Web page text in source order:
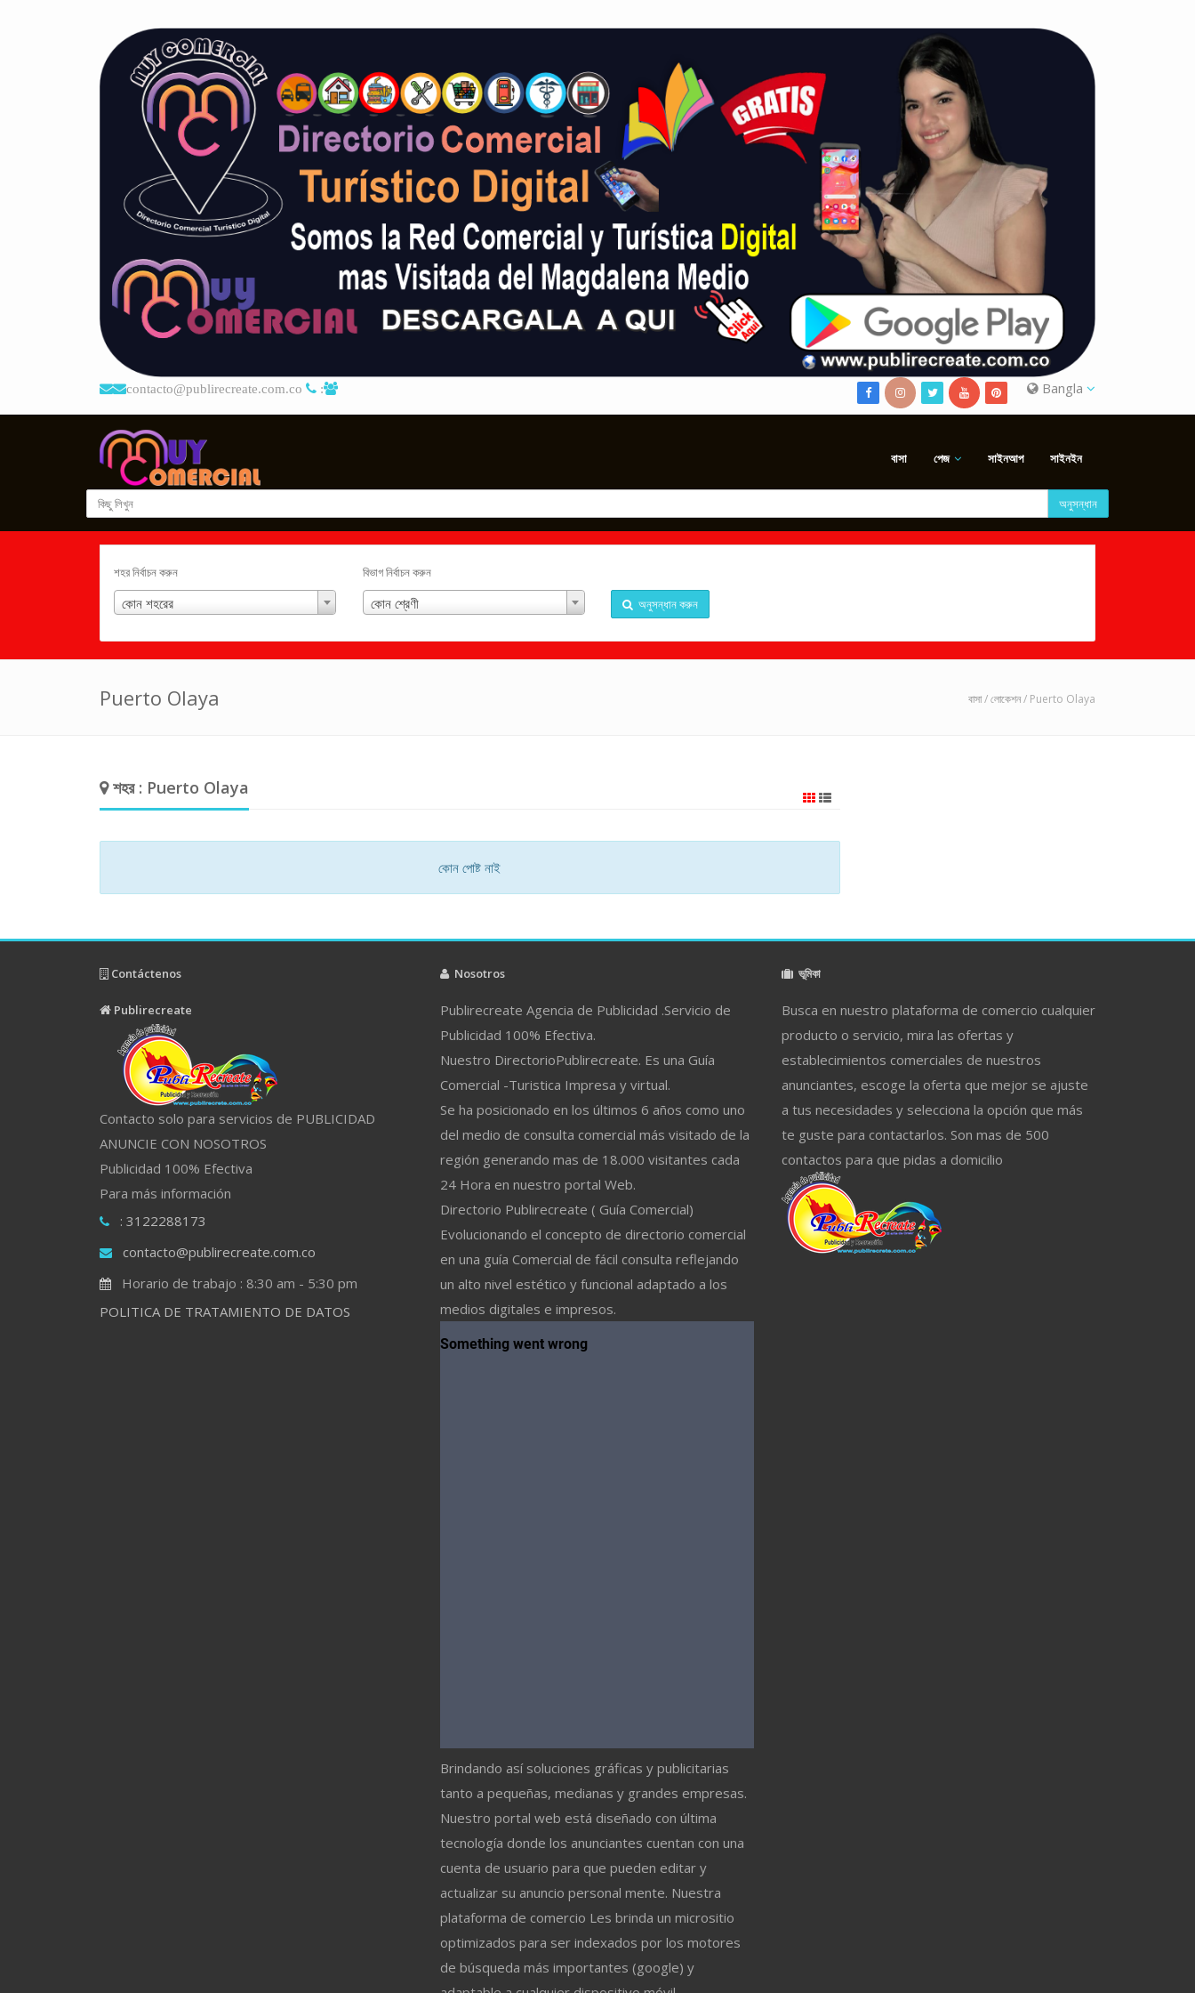
contacto@publirecreate.com.co : Bangla
বাসা পেজ সাইনআপ সাইনইন
অনুসন্ধান
শহর নির্বাচন করুন
কোন শহরের
বিভাগ নির্বাচন করুন
কোন শ্রেণী অনুসন্ধান করুন
Puerto Olaya বাসা/লোকেশন/ Puerto Olaya
শহর : Puerto Olaya
কোন পোষ্ট নাই
Contáctenos
Publirecreate
Contacto solo para servicios de PUBLICIDAD
ANUNCIE CON NOSOTROS
Publicidad 100% Efectiva
Para más información
: 3122288173
contacto@publirecreate.com.co
Horario de trabajo : 8:30 am - 5:30 pm
POLITICA DE TRATAMIENTO DE DATOS
Nosotros
Publirecreate Agencia de Publicidad .Servicio de
Publicidad 100% Efectiva.
Nuestro DirectorioPublirecreate. Es una Guía
Comercial -Turistica Impresa y virtual.
Se ha posicionado en los últimos 6 años como uno
del medio de consulta comercial más visitado de la
región generando mas de 18.000 visitantes cada
24 Hora en nuestro portal Web.
Directorio Publirecreate ( Guía Comercial)
Evolucionando el concepto de directorio comercial
en una guía Comercial de fácil consulta reflejando
un alto nivel estético y funcional adaptado a los
medios digitales e impresos.
Brindando así soluciones gráficas y publicitarias
tanto a pequeñas, medianas y grandes empresas.
Nuestro portal web está diseñado con última
tecnología donde los anunciantes cuentan con una
cuenta de usuario para que pueden editar y
actualizar su anuncio personal mente. Nuestra
plataforma de comercio Les brinda un micrositio
optimizados para ser indexados por los motores
de búsqueda más importantes (google) y
ভূমিকা
Busca en nuestro plataforma de comercio cualquier
producto o servicio, mira las ofertas y
establecimientos comerciales de nuestros
anunciantes, escoge la oferta que mejor se ajuste
a tus necesidades y selecciona la opción que más
te guste para contactarlos. Son mas de 500
contactos para que pidas a domicilio